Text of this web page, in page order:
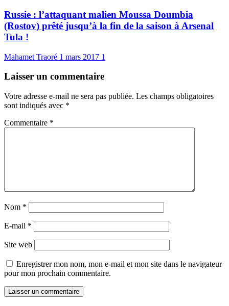
Russie : l’attaquant malien Moussa Doumbia
(Rostov) prêté jusqu’à la fin de la saison à Arsenal
Tula !
Mahamet Traoré 1 mars 2017 1
Laisser un commentaire
Votre adresse e-mail ne sera pas publiée. Les champs obligatoires
sont indiqués avec *
Commentaire *
Nom *
E-mail *
Site web
Enregistrer mon nom, mon e-mail et mon site dans le navigateur
pour mon prochain commentaire.